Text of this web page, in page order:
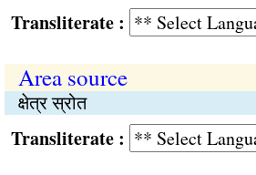
:
Area source
क्षेत्र स्रोत
: